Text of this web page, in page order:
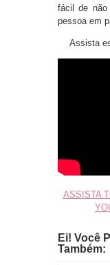
fácil de
pessoa em
Assista
ASSISTA
Ei! Você
Também: